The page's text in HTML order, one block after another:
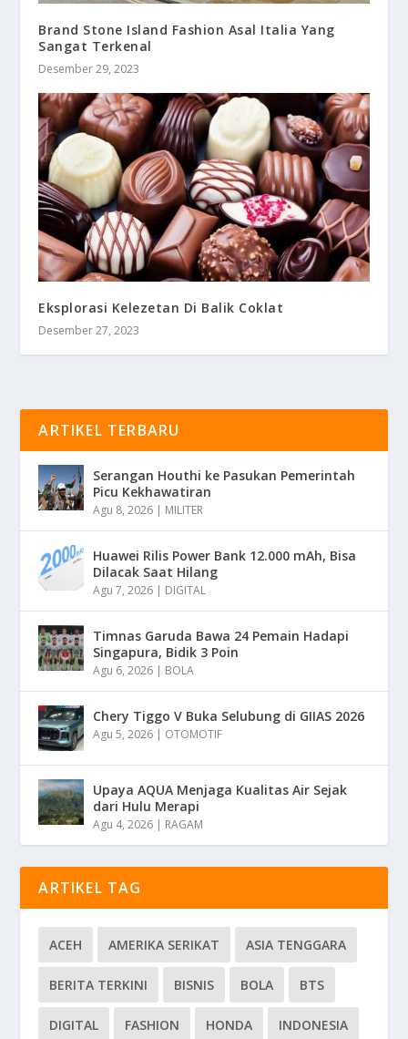
Brand Stone Island Fashion Asal Italia Yang
Sangat Terkenal
Desember 29, 2023
Eksplorasi Kelezetan Di Balik Coklat
Desember 27, 2023
ARTIKEL TERBARU
Serangan Houthi ke Pasukan Pemerintah
Picu Kekhawatiran
Agu 8, 2026 | MILITER
Huawei Rilis Power Bank 12.000 mAh, Bisa
Dilacak Saat Hilang
Agu 7, 2026 | DIGITAL
Timnas Garuda Bawa 24 Pemain Hadapi
Singapura, Bidik 3 Poin
Agu 6, 2026 | BOLA
Chery Tiggo V Buka Selubung di GIIAS 2026
Agu 5, 2026 | OTOMOTIF
Upaya AQUA Menjaga Kualitas Air Sejak
dari Hulu Merapi
Agu 4, 2026 | RAGAM
ARTIKEL TAG
ACEH AMERIKA SERIKAT ASIA TENGGARA
BERITA TERKINI BISNIS BOLA BTS
DIGITAL FASHION HONDA INDONESIA